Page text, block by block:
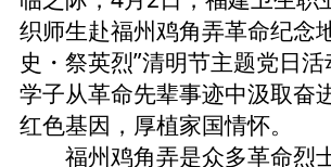
织师生赴福州鸡角弄革命纪念
史・祭英烈”清明节主题党日
学子从革命先辈事迹中汲取奋
红色基因，厚植家国情怀。
福州鸡角弄是众多革命烈